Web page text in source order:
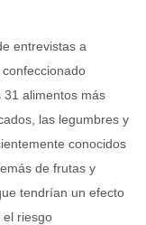
entrevistas a
alimentos más
las legumbres y
conocidos
de frutas y
tendrían un efecto
el riesgo